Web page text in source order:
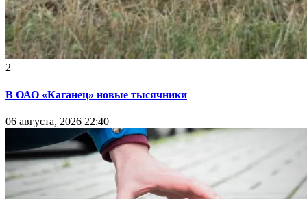
2
В ОАО «Каганец» новые тысячники
06 августа, 2026 22:40